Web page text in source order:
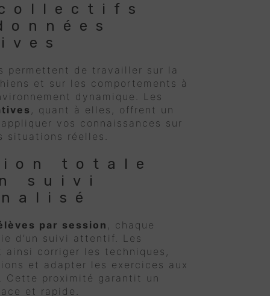
permettent de travailler sur la
et sur les comportements à
dynamique. Les
, quant à elles, offrent un
vos connaissances sur
situations réelles.
totale
suivi
par session , chaque
d’un suivi attentif. Les
ainsi corriger les techniques,
et adapter les exercices aux
Cette proximité garantit un
et rapide.